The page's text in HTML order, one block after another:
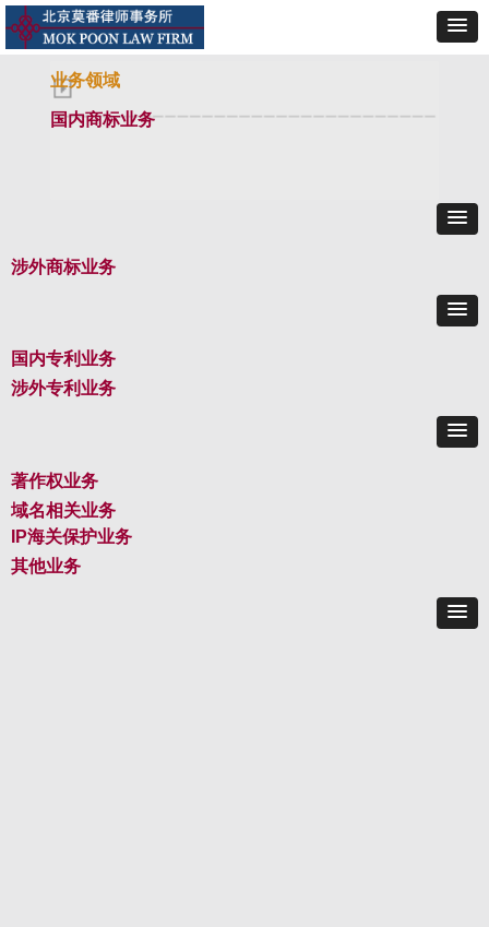
业务领域
国内商标业务
涉外商标业务
国内专利业务
涉外专利业务
著作权业务
域名相关业务
IP海关保护业务
其他业务